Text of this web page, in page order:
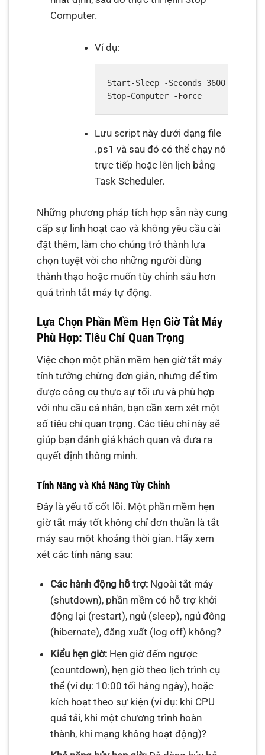
Computer.
Ví dụ:
Start-Sleep -Seconds 3600 #
Stop-Computer -Force
Lưu script này dưới dạng file
.ps1 và sau đó có thể chạy nó
trực tiếp hoặc lên lịch bằng
Task Scheduler.
Những phương pháp tích hợp sẵn này cung
cấp sự linh hoạt cao và không yêu cầu cài
đặt thêm, làm cho chúng trở thành lựa
chọn tuyệt vời cho những người dùng
thành thạo hoặc muốn tùy chỉnh sâu hơn
quá trình tắt máy tự động.
Lựa Chọn Phần Mềm Hẹn Giờ Tắt Máy
Phù Hợp: Tiêu Chí Quan Trọng
Việc chọn một phần mềm hẹn giờ tắt máy
tính tưởng chừng đơn giản, nhưng để tìm
được công cụ thực sự tối ưu và phù hợp
với nhu cầu cá nhân, bạn cần xem xét một
số tiêu chí quan trọng. Các tiêu chí này sẽ
giúp bạn đánh giá khách quan và đưa ra
quyết định thông minh.
Tính Năng và Khả Năng Tùy Chỉnh
Đây là yếu tố cốt lõi. Một phần mềm hẹn
giờ tắt máy tốt không chỉ đơn thuần là tắt
máy sau một khoảng thời gian. Hãy xem
xét các tính năng sau:
Các hành động hỗ trợ:Ngoài tắt máy
(shutdown), phần mềm có hỗ trợ khởi
động lại (restart), ngủ (sleep), ngủ đông
(hibernate), đăng xuất (log off) không?
Kiểu hẹn giờ:Hẹn giờ đếm ngược
(countdown), hẹn giờ theo lịch trình cụ
thể (ví dụ: 10:00 tối hàng ngày), hoặc
kích hoạt theo sự kiện (ví dụ: khi CPU
quá tải, khi một chương trình hoàn
thành, khi mạng không hoạt động)?